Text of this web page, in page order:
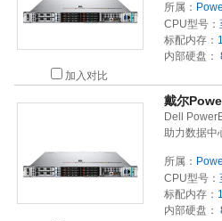
加入对比
所属：
CPU型号：
标配内存：
内部硬盘：
戴尔
Dell
助力数据中
所属：
CPU型号：
标配内存：
内部硬盘：